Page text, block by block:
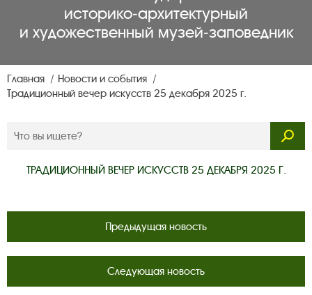
историко‑архитектурный
и художественный музей‑заповедник
Главная
Новости и события
Традиционный вечер искусств 25 декабря 2025 г.
ТРАДИЦИОННЫЙ ВЕЧЕР ИСКУССТВ 25 ДЕКАБРЯ 2025 Г.
Предыдущая новость
Следующая новость